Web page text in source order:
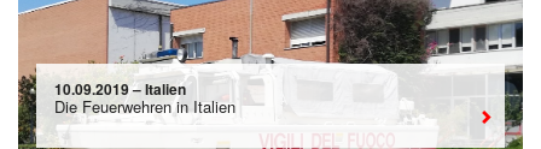
10.09.2019 – Italien
Die Feuerwehren in Italien